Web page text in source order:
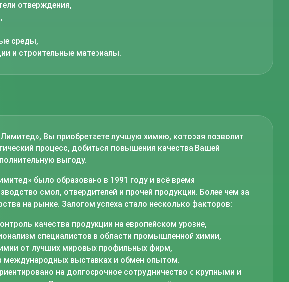
отверждения,
среды,
и строительные материалы.
Вы приобретаете лучшую химию, которая позволит
процесс, добиться повышения качества Вашей
выгоду.
было образовано в 1991 году и всё время
смол, отвердителей и прочей продукции. Более чем за
на рынке. Залогом успеха стало несколько факторов:
качества продукции на европейском уровне,
специалистов в области промышленной химии,
от лучших мировых профильных фирм,
международных выставках и обмен опытом.
на долгосрочное сотрудничество с крупными и